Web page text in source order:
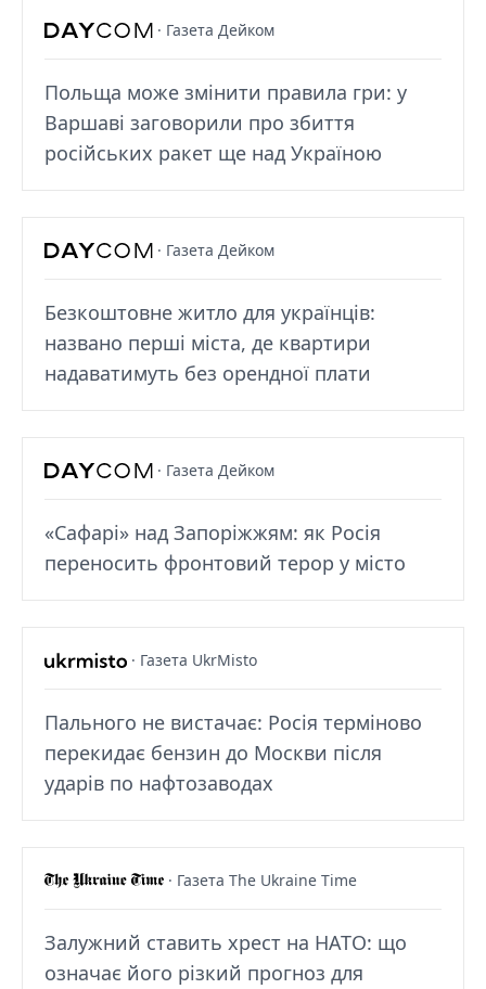
· Газета Дейком
Польща може змінити правила гри: у
Варшаві заговорили про збиття
російських ракет ще над Україною
· Газета Дейком
Безкоштовне житло для українців:
названо перші міста, де квартири
надаватимуть без орендної плати
· Газета Дейком
«Сафарі» над Запоріжжям: як Росія
переносить фронтовий терор у місто
· Газета UkrMisto
Пального не вистачає: Росія терміново
перекидає бензин до Москви після
ударів по нафтозаводах
· Газета The Ukraine Time
Залужний ставить хрест на НАТО: що
означає його різкий прогноз для